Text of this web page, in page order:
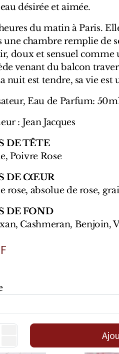
désirée et aimée.
du matin à Paris.
une chambre remplie de
doux et sensuel comme
venant du balcon
nuit est tendre, sa vie est
Eau de Parfum:
: Jean Jacques
DE TÊTE
Poivre Rose
DE CŒUR
rose, absolue de rose,
DE FOND
Cashmeran, Benjoin,